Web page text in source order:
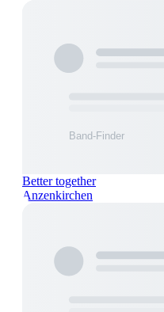
Better together
Anzenkirchen